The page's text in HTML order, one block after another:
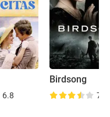
6.8
Birdsong
7.3